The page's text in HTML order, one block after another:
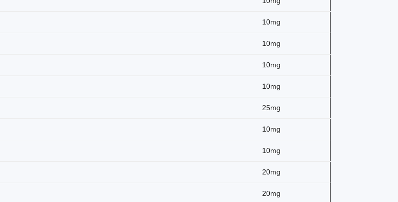
10mg
10mg
10mg
10mg
25mg
10mg
10mg
20mg
20mg